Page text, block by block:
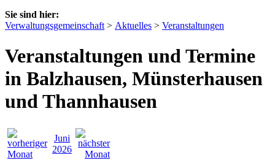
Sie sind hier:
Verwaltungsgemeinschaft > Aktuelles > Veranstaltungen
Veranstaltungen und Termine
in Balzhausen, Münsterhausen
und Thannhausen
Juni
2026